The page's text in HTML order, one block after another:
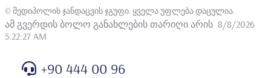
© მედიპოლის ჯანდაცვის ჯგუფი. ყველა უფლება დაცულია
ამ გვერდის ბოლო განახლების თარიღი არის 8/8/2026
5:22:27 AM
+90 444 00 96